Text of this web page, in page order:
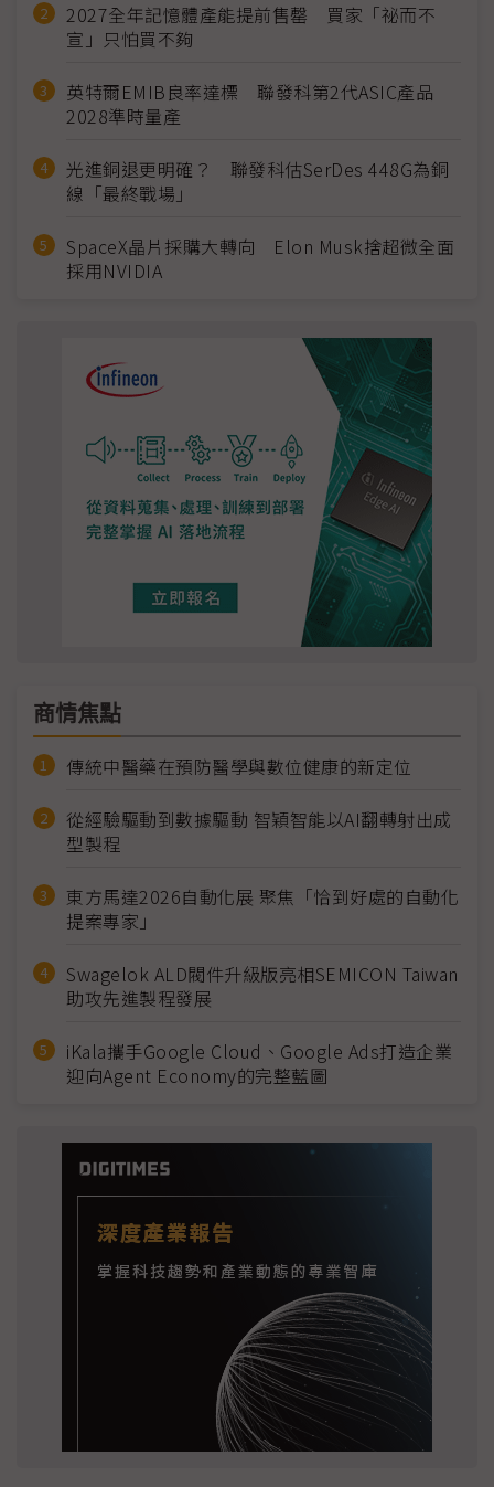
2027全年記憶體產能提前售罄 買家「祕而不
宣」只怕買不夠
英特爾EMIB良率達標 聯發科第2代ASIC產品
2028準時量產
光進銅退更明確？ 聯發科估SerDes 448G為銅
線「最終戰場」
SpaceX晶片採購大轉向 Elon Musk捨超微全面
採用NVIDIA
商情焦點
傳統中醫藥在預防醫學與數位健康的新定位
從經驗驅動到數據驅動 智穎智能以AI翻轉射出成
型製程
東方馬達2026自動化展 聚焦「恰到好處的自動化
提案專家」
Swagelok ALD閥件升級版亮相SEMICON Taiwan
助攻先進製程發展
iKala攜手Google Cloud、Google Ads打造企業
迎向Agent Economy的完整藍圖